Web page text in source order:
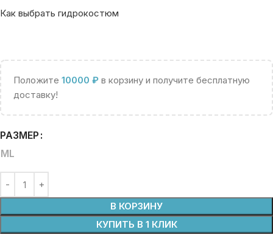
Как выбрать гидрокостюм
Положите 10000 ₽ в корзину и получите бесплатную
доставку!
РАЗМЕР
ML
В КОРЗИНУ
КУПИТЬ В 1 КЛИК